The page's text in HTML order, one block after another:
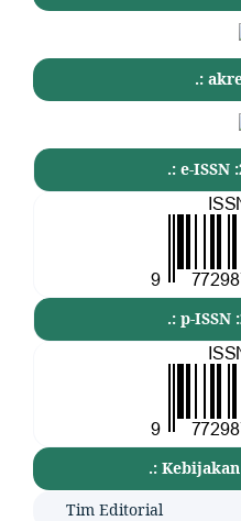
.:
.: e-ISSN
.: p-ISSN
.:
Tim Editorial